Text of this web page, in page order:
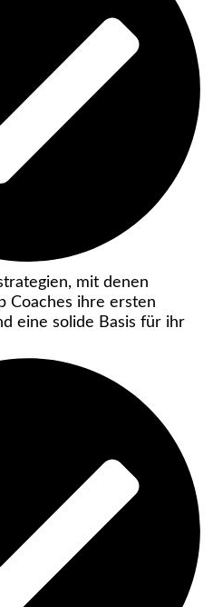
mit denen
Coaches ihre ersten
eine solide Basis für ihr